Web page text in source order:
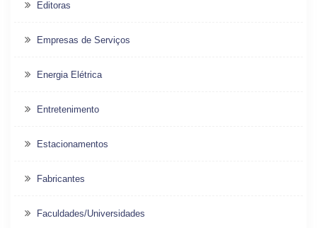
Editoras
Empresas de Serviços
Energia Elétrica
Entretenimento
Estacionamentos
Fabricantes
Faculdades/Universidades